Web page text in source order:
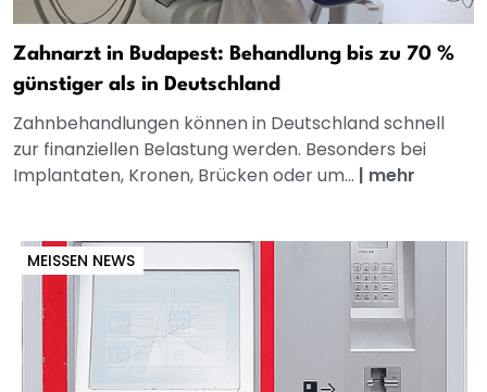
Zahnarzt in Budapest: Behandlung bis zu 70 %
günstiger als in Deutschland
Zahnbehandlungen können in Deutschland schnell
zur finanziellen Belastung werden. Besonders bei
Implantaten, Kronen, Brücken oder um... | mehr
MEISSEN NEWS